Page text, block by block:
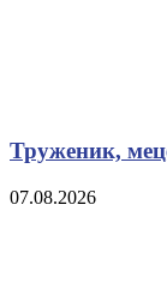
Труженик,
07.08.2026